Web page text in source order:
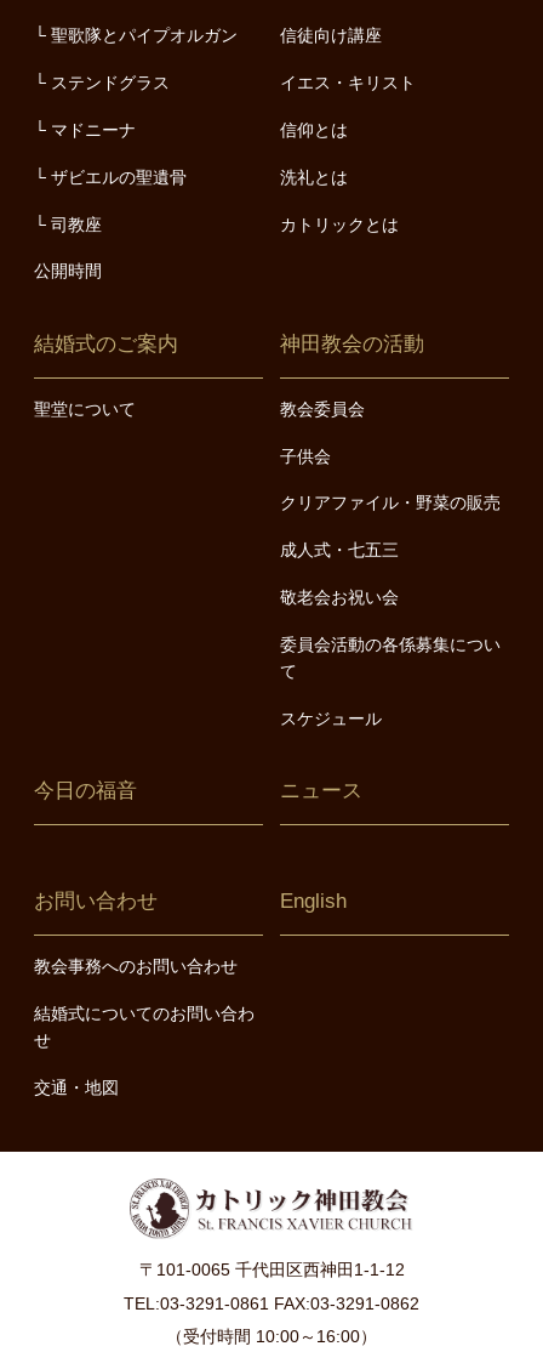
聖歌隊とパイプオルガン
ステンドグラス
マドニーナ
ザビエルの聖遺骨
司教座
公開時間
信徒向け講座
イエス・キリスト
信仰とは
洗礼とは
カトリックとは
結婚式のご案内
聖堂について
神田教会の活動
教会委員会
子供会
クリアファイル・野菜の販売
成人式・七五三
敬老会お祝い会
委員会活動の各係募集につい
て
スケジュール
今日の福音 ニュース
お問い合わせ
教会事務へのお問い合わせ
結婚式についてのお問い合わ
せ
交通・地図
English
〒101-0065 千代田区西神田1-1-12
TEL:03-3291-0861 FAX:03-3291-0862
（受付時間 10:00～16:00）